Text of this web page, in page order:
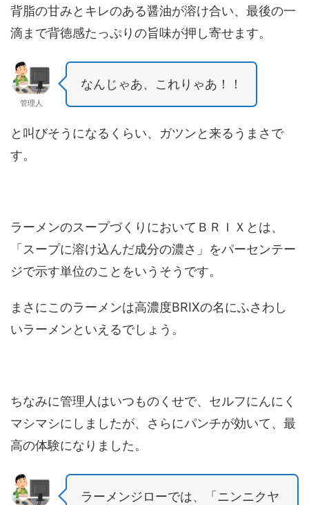
背脂の甘みとキレのある醤油が溶け合い、最後の一
滴まで背徳感たっぷりの旨味が押し寄せます。
管理人
なんじゃあ、これりゃあ！！
と叫びそうになるくらい、ガツンと来るうまさで
す。
ラーメンのスープづくりにおいてＢＲＩＸとは、
「スープに溶け込んだ成分の濃さ」をパーセンテー
ジで示す単位のことをいうそうです。
まさにこのラーメンは高濃度BRIXの名にふさわし
いラーメンといえるでしょう。
ちなみに管理人はいつものくせで、セルフにんにく
マシマシにしましたが、さらにパンチが効いて、最
高の体験になりました。
ラーメンジローでは、「ニンニクヤ